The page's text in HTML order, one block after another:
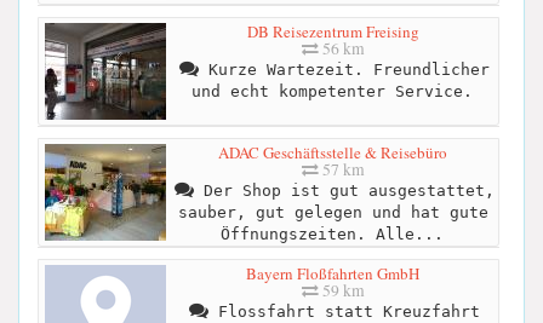
DB Reisezentrum Freising
56 km
Kurze Wartezeit. Freundlicher
und echt kompetenter Service.
ADAC Geschäftsstelle & Reisebüro
57 km
Der Shop ist gut ausgestattet,
sauber, gut gelegen und hat gute
Öffnungszeiten. Alle...
Bayern Floßfahrten GmbH
59 km
Flossfahrt statt Kreuzfahrt